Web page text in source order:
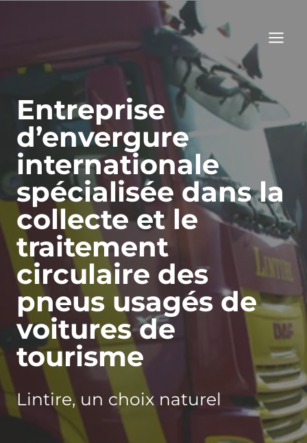
Entreprise
d’envergure
internationale
spécialisée dans la
collecte et le
traitement
circulaire des
pneus usagés de
voitures de
tourisme
Lintire, un choix naturel